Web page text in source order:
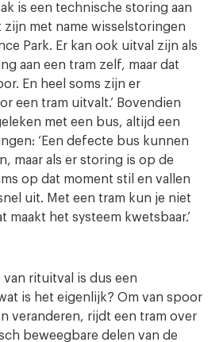
is een technische storing aan
zijn met name wisselstoringen
Park. Er kan ook uitval zijn als
aan een tram zelf, maar dat
En heel soms zijn er
een tram uitvalt.’ Bovendien
met een bus, altijd een
‘Een defecte bus kunnen
maar als er storing is op de
op dat moment stil en vallen
uit. Met een tram kun je niet
maakt het systeem kwetsbaar.’
van rituitval is dus een
is het eigenlijk? Om van spoor
veranderen, rijdt een tram over
beweegbare delen van de